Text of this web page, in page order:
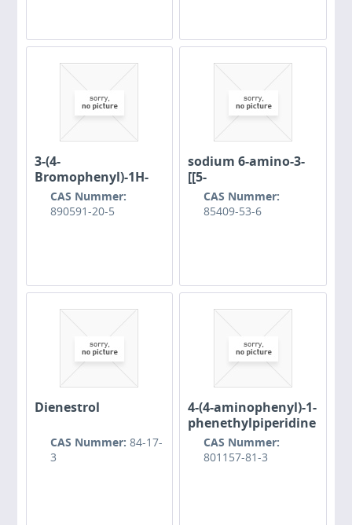
3-(4-
Bromophenyl)-1H-
pyrazole-5-
carboxylic acid
CAS Nummer:
890591-20-5
sodium 6-amino-3-
[[5-
anilinosulphonyl-2-
methylphenyl]azo]-4-
CAS Nummer:
85409-53-6
Dienestrol
CAS Nummer: 84-17-
3
4-(4-aminophenyl)-1-
phenethylpiperidine
CAS Nummer:
801157-81-3